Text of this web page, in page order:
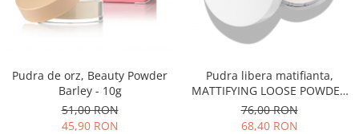
Pudra de orz, Beauty Powder
Barley - 10g
51,00 RON
45,90 RON
Pudra libera matifianta,
MATTIFYING LOOSE POWDER
MY SKIN ICON - 8 g
76,00 RON
68,40 RON